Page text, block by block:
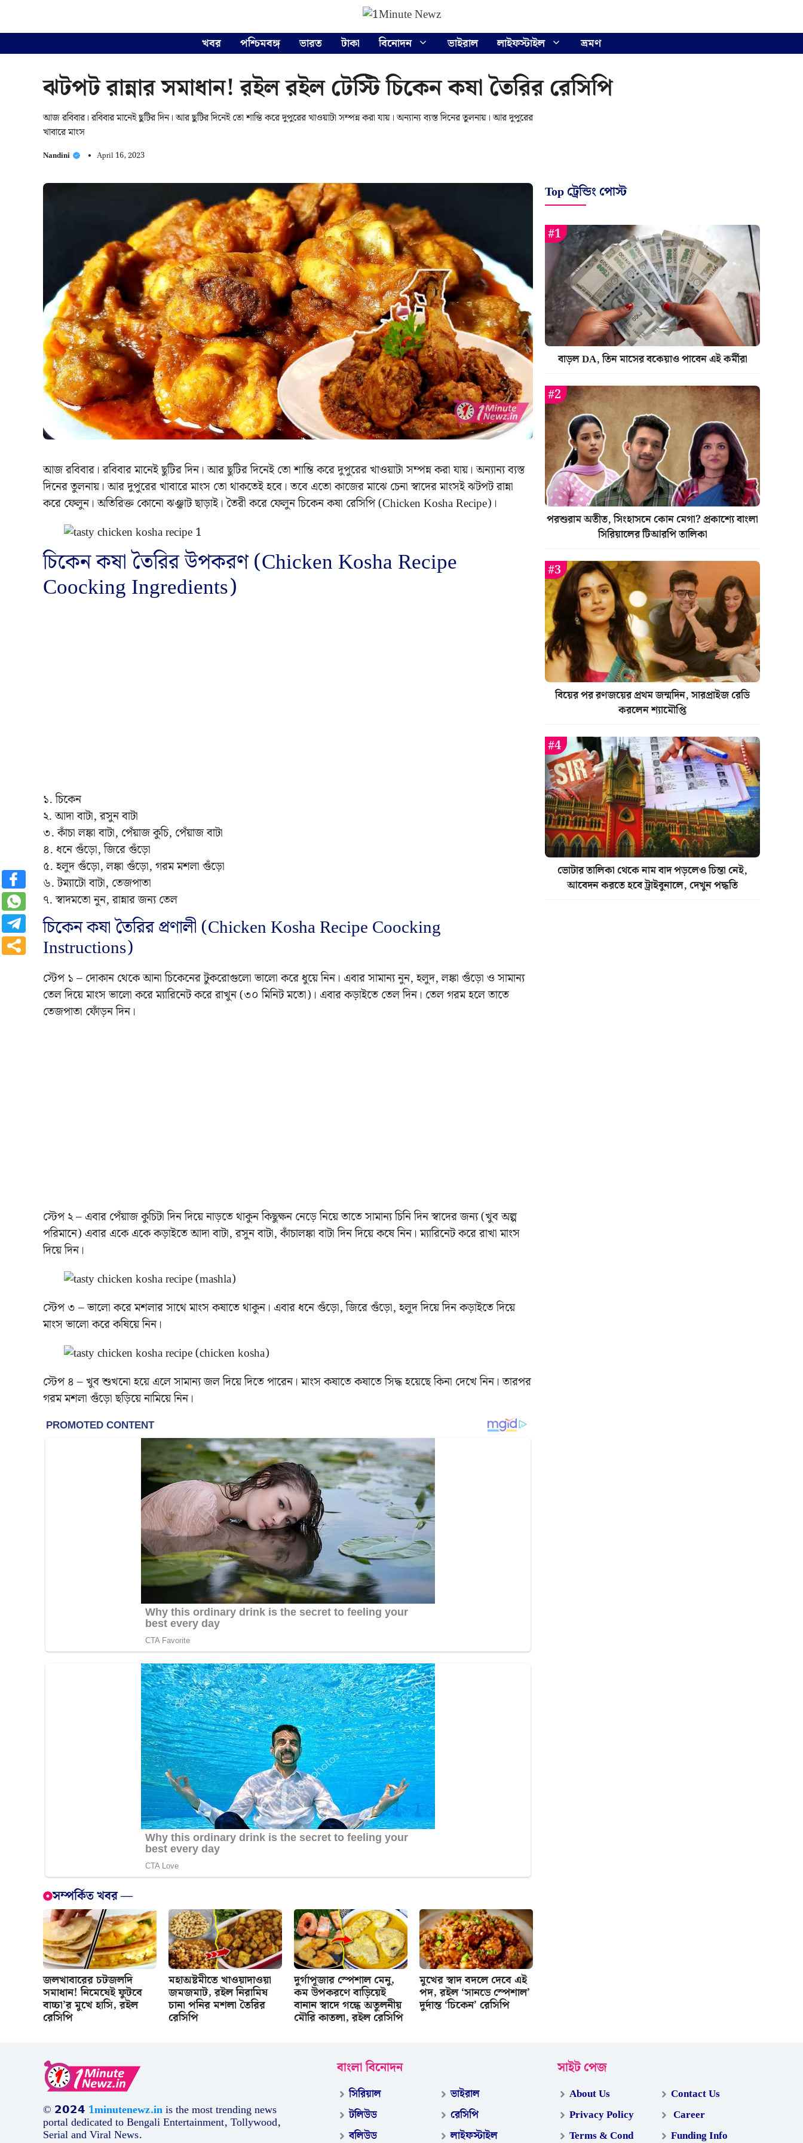
খবর পশ্চিমবঙ্গ ভারত টাকা বিনোদন ভাইরাল লাইফস্টাইল ভ্রমণ
ঝটপট রান্নার সমাধান! রইল রইল টেস্টি চিকেন কষা তৈরির রেসিপি
আজ রবিবার। রবিবার মানেই ছুটির দিন। আর ছুটির দিনেই তো শান্তি করে দুপুরের খাওয়াটা সম্পন্ন করা যায়। অন্যান্য ব্যস্ত দিনের তুলনায়। আর দুপুরের
খাবারে মাংস
Nandini April 16, 2023
আজ রবিবার। রবিবার মানেই ছুটির দিন। আর ছুটির দিনেই তো শান্তি করে দুপুরের খাওয়াটা সম্পন্ন করা যায়। অন্যান্য ব্যস্ত
দিনের তুলনায়। আর দুপুরের খাবারে মাংস তো থাকতেই হবে। তবে এতো কাজের মাঝে চেনা স্বাদের মাংসই ঝটপট রান্না
করে ফেলুন। অতিরিক্ত কোনো ঝঞ্ঝাট ছাড়াই। তৈরী করে ফেলুন চিকেন কষা রেসিপি (Chicken Kosha Recipe)।
চিকেন কষা তৈরির উপকরণ (Chicken Kosha Recipe
Coocking Ingredients)
১. চিকেন
২. আদা বাটা, রসুন বাটা
৩. কাঁচা লঙ্কা বাটা, পেঁয়াজ কুচি, পেঁয়াজ বাটা
৪. ধনে গুঁড়ো, জিরে গুঁড়ো
৫. হলুদ গুঁড়ো, লঙ্কা গুঁড়ো, গরম মশলা গুঁড়ো
৬. টম্যাটো বাটা, তেজপাতা
৭. স্বাদমতো নুন, রান্নার জন্য তেল
চিকেন কষা তৈরির প্রণালী (Chicken Kosha Recipe Coocking
Instructions)
স্টেপ ১ – দোকান থেকে আনা চিকেনের টুকরোগুলো ভালো করে ধুয়ে নিন। এবার সামান্য নুন, হলুদ, লঙ্কা গুঁড়ো ও সামান্য
তেল দিয়ে মাংস ভালো করে ম্যারিনেট করে রাখুন (৩০ মিনিট মতো)। এবার কড়াইতে তেল দিন। তেল গরম হলে তাতে
তেজপাতা ফোঁড়ন দিন।
স্টেপ ২ – এবার পেঁয়াজ কুচিটা দিন দিয়ে নাড়তে থাকুন কিছুক্ষন নেড়ে নিয়ে তাতে সামান্য চিনি দিন স্বাদের জন্য (খুব অল্প
পরিমানে) এবার একে একে কড়াইতে আদা বাটা, রসুন বাটা, কাঁচালঙ্কা বাটা দিন দিয়ে কষে নিন। ম্যারিনেট করে রাখা মাংস
দিয়ে দিন।
স্টেপ ৩ – ভালো করে মশলার সাথে মাংস কষাতে থাকুন। এবার ধনে গুঁড়ো, জিরে গুঁড়ো, হলুদ দিয়ে দিন কড়াইতে দিয়ে
মাংস ভালো করে কষিয়ে নিন।
স্টেপ ৪ – খুব শুখনো হয়ে এলে সামান্য জল দিয়ে দিতে পারেন। মাংস কষাতে কষাতে সিদ্ধ হয়েছে কিনা দেখে নিন। তারপর
গরম মশলা গুঁড়ো ছড়িয়ে নামিয়ে নিন।
সম্পর্কিত খবর —
জলখাবারের চটজলদি
সমাধান! নিমেষেই ফুটবে
বাচ্চা’র মুখে হাসি, রইল
রেসিপি
মহাঅষ্টমীতে খাওয়াদাওয়া
জমজমাট, রইল নিরামিষ
চানা পনির মশলা তৈরির
রেসিপি
দুর্গাপূজার স্পেশাল মেনু,
কম উপকরণে বাড়িয়েই
বানান স্বাদে গন্ধে অতুলনীয়
মৌরি কাতলা, রইল রেসিপি
মুখের স্বাদ বদলে দেবে এই
পদ, রইল ‘সানডে স্পেশাল’
দুর্দান্ত ‘চিকেন’ রেসিপি
Top ট্রেন্ডিং পোস্ট
বাড়ল DA, তিন মাসের বকেয়াও পাবেন এই কর্মীরা
পরশুরাম অতীত, সিংহাসনে কোন মেগা? প্রকাশ্যে বাংলা
সিরিয়ালের টিআরপি তালিকা
বিয়ের পর রণজয়ের প্রথম জন্মদিন, সারপ্রাইজ রেডি
করলেন শ্যামৌপ্তি
ভোটার তালিকা থেকে নাম বাদ পড়লেও চিন্তা নেই,
আবেদন করতে হবে ট্রাইবুনালে, দেখুন পদ্ধতি
© 𝟮𝟬𝟮𝟰 1minutenewz.inis the most trending news
portal dedicated to Bengali Entertainment, Tollywood,
Serial and Viral News.
বাংলা বিনোদন
সিরিয়াল
টলিউড
বলিউড
ভাইরাল
রেসিপি
লাইফস্টাইল
সাইট পেজ
About Us
Privacy Policy
Terms & Cond
Contact Us
Career
Funding Info